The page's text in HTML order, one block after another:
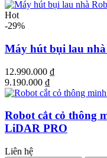
Hot
-29%
Máy hút bụi lau
12.990.000 ₫
9.190.000 ₫
Robot cắt cỏ thông
LiDAR PRO
Liên hệ